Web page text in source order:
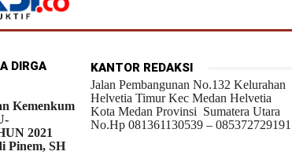
DIRGA
Kemenkum
2021
Pinem, SH
KANTOR REDAKSI
Jalan Pembangunan No.132 Kelurahan
Helvetia Timur Kec Medan Helvetia
Kota Medan Provinsi Sumatera Utara
No.Hp 081361130539 – 085372729191